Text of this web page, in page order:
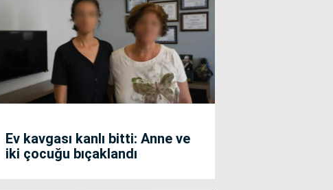
Ev kavgası kanlı bitti: Anne ve
iki çocuğu bıçaklandı